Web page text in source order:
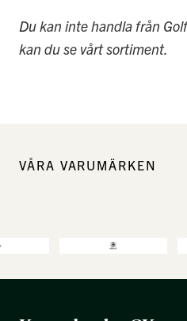
Du kan inte handla från
kan du se vårt sortiment.
VÅRA VARUMÄRKEN